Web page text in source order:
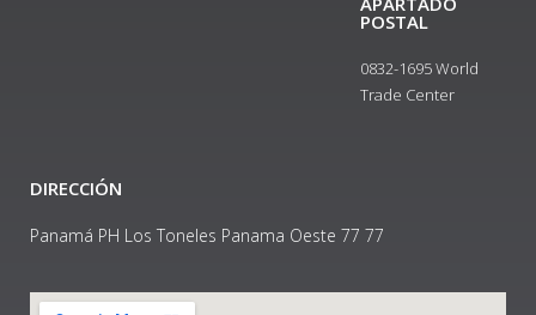
POSTAL
0832-1695 World
Trade Center
DIRECCIÓN
Panamá PH Los Toneles Panama Oeste 77 77